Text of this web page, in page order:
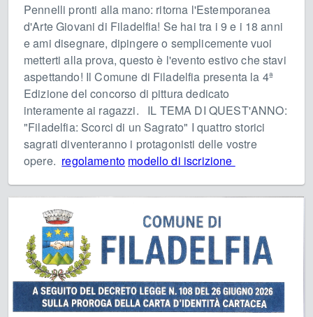
Pennelli pronti alla mano: ritorna l'Estemporanea
d'Arte Giovani di Filadelfia! Se hai tra i 9 e i 18 anni
e ami disegnare, dipingere o semplicemente vuoi
metterti alla prova, questo è l'evento estivo che stavi
aspettando! Il Comune di Filadelfia presenta la 4ª
Edizione del concorso di pittura dedicato
interamente ai ragazzi. IL TEMA DI QUEST'ANNO:
"Filadelfia: Scorci di un Sagrato" I quattro storici
sagrati diventeranno i protagonisti delle vostre
opere. regolamento modello di iscrizione